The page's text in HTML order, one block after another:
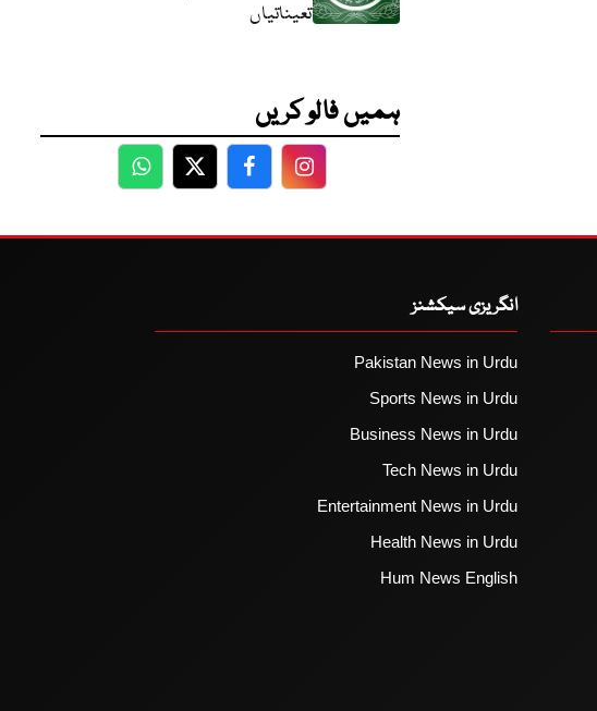
تعیناتیاں
ہمیں فالو کریں
WhatsApp
TwitterFacebookFacebook
انگریزی سیکشنز
Pakistan News in Urdu
Sports News in Urdu
Business News in Urdu
Tech News in Urdu
Entertainment News in Urdu
Health News in Urdu
Hum News English